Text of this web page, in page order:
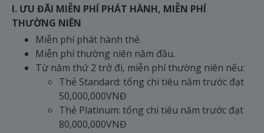
I. ƯU ĐÃI MIỄN PHÍ PHÁT HÀNH, MIỄN PHÍ
THƯỜNG NIÊN
Miễn phí phát hành thẻ.
Miễn phí thường niên năm đầu.
Từ năm thứ 2 trở đi, miễn phí thường niên nếu:
Thẻ Standard: tổng chi tiêu năm trước đạt
50,000,000VNĐ
Thẻ Platinum: tổng chi tiêu năm trước đạt
80,000,000VNĐ